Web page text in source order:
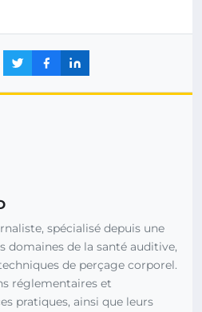
spécialisé depuis une
domaines de la santé auditive,
de perçage corporel.
réglementaires et
pratiques, ainsi que leurs